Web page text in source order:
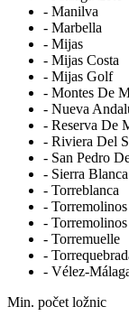
- Manilva
- Marbella
- Mijas
- Mijas Costa
- Mijas Golf
- Montes De
- Nueva
- Reserva De
- Riviera Del
- San Pedro
- Sierra Blanca
- Torreblanca
- Torremolinos
-
- Torremuelle
-
- Vélez-
Min. počet ložnic